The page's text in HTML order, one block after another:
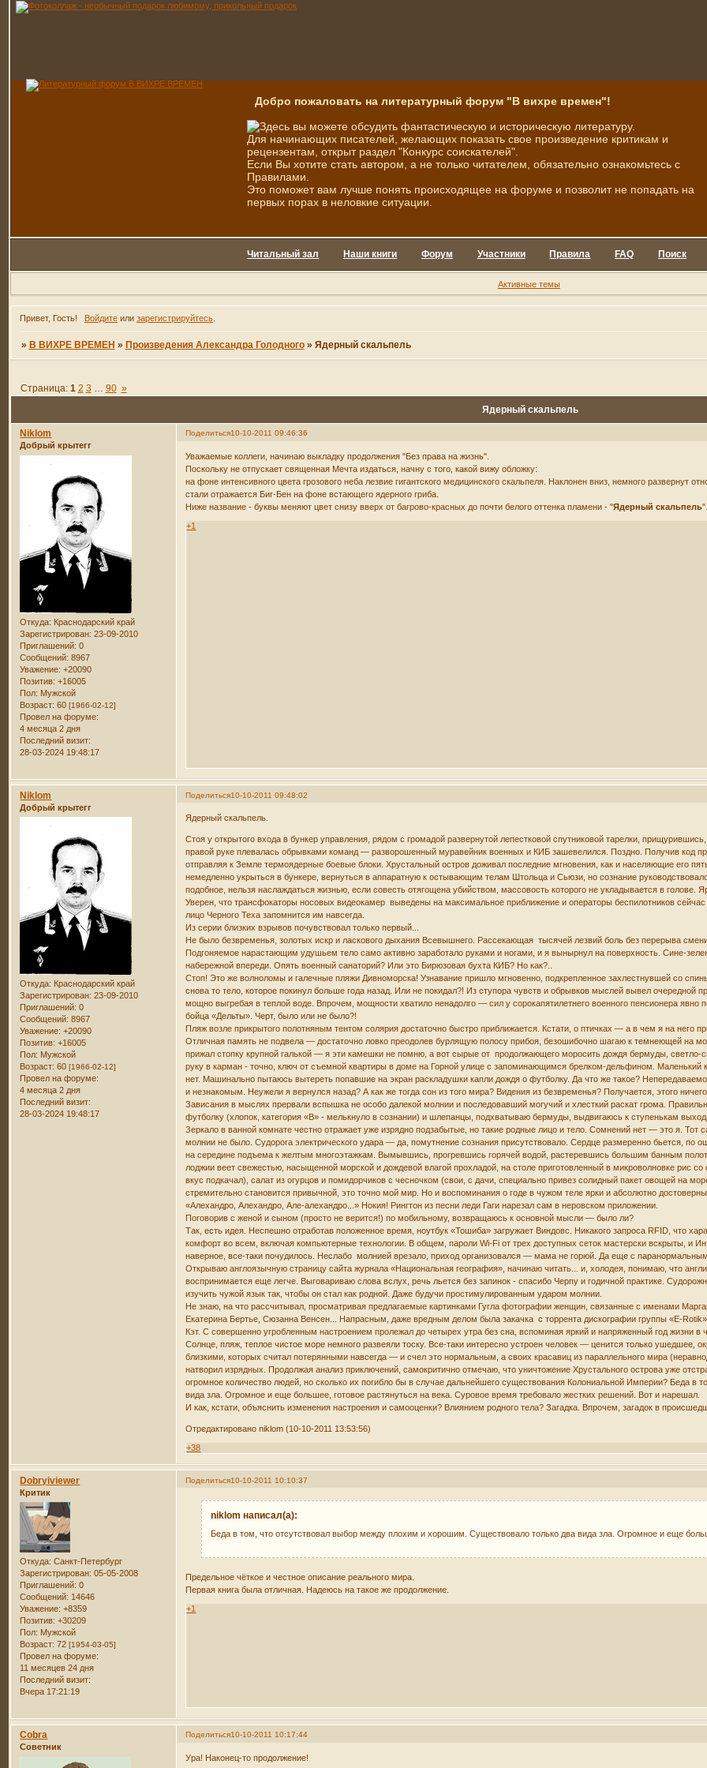
Добро пожаловать на литературный форум "В вихре времен"!
Здесь вы можете обсудить фантастическую и историческую литературу.
Для начинающих писателей, желающих показать свое произведение критикам и
рецензентам, открыт раздел "Конкурс соискателей".
Если Вы хотите стать автором, а не только читателем, обязательно ознакомьтесь с
Правилами.
Это поможет вам лучше понять происходящее на форуме и позволит не попадать на
первых порах в неловкие ситуации.
Читальный зал Наши книги Форум Участники Правила FAQ Поиск
Активные темы
Привет, Гость! Войдитеили зарегистрируйтесь.
» В ВИХРЕ ВРЕМЕН » Произведения Александра Голодного » Ядерный скальпель
Ядерный скальпель
Страница: 1 2 3 … 90 »
Поделиться10-10-2011 09:46:36
Niklom
Добрый крытегг
Откуда: Краснодарский край
Зарегистрирован: 23-09-2010
Приглашений: 0
Сообщений: 8967
Уважение: +20090
Позитив: +16005
Пол: Мужской
Возраст: 60[1966-02-12]
Провел на форуме:
4 месяца 2 дня
Последний визит:
28-03-2024 19:48:17
Уважаемые коллеги, начинаю выкладку продолжения "Без права на жизнь".
Поскольку не отпускает священная Мечта издаться, начну с того, какой вижу обложку:
на фоне интенсивного цвета грозового неба лезвие гигантского медицинского скальпеля. Наклонен вниз, немного развернут
стали отражается Биг-Бен на фоне встающего ядерного гриба.
Ниже название - буквы меняют цвет снизу вверх от багрово-красных до почти белого оттенка пламени - "Ядерный скальпель
+1
Поделиться10-10-2011 09:48:02
Niklom
Добрый крытегг
Откуда: Краснодарский край
Зарегистрирован: 23-09-2010
Приглашений: 0
Сообщений: 8967
Уважение: +20090
Позитив: +16005
Пол: Мужской
Возраст: 60[1966-02-12]
Провел на форуме:
4 месяца 2 дня
Последний визит:
28-03-2024 19:48:17
Ядерный скальпель.
Стоя у открытого входа в бункер управления, рядом с громадой развернутой лепестковой спутниковой тарелки,
правой руке плевалась обрывками команд — разворошенный муравейник военных и КИБ зашевелился. Поздно. Получив код
отправляя к Земле термоядерные боевые блоки. Хрустальный остров доживал последние мгновения, как и населяющие его
немедленно укрыться в бункере, вернуться в аппаратную к остывающим телам Штольца и Сьюзи, но сознание
подобное, нельзя наслаждаться жизнью, если совесть отягощена убийством, массовость которого не укладывается в
Уверен, что трансфокаторы носовых видеокамер выведены на максимальное приближение и операторы беспилотников
лицо Черного Теха запомнится им навсегда.
Из серии близких взрывов почувствовал только первый...
Не было безвременья, золотых искр и ласкового дыхания Всевышнего. Рассекающая тысячей лезвий боль без перерыва
Подгоняемое нарастающим удушьем тело само активно заработало руками и ногами, и я вынырнул на поверхность. Сине-
набережной впереди. Опять военный санаторий? Или это Бирюзовая бухта КИБ? Но как?..
Стоп! Это же волноломы и галечные пляжи Дивноморска! Узнавание пришло мгновенно, подкрепленное захлестнувшей со
снова то тело, которое покинул больше года назад. Или не покидал?! Из ступора чувств и обрывков мыслей вывел очередной
мощно выгребая в теплой воде. Впрочем, мощности хватило ненадолго — сил у сорокапятилетнего военного пенсионера
бойца «Дельты». Черт, было или не было?!
Пляж возле прикрытого полотняным тентом солярия достаточно быстро приближается. Кстати, о птичках — а в чем я на него
Отличная память не подвела — достаточно ловко преодолев бурлящую полосу прибоя, безошибочно шагаю к темнеющей на
прижал стопку крупной галькой — я эти камешки не помню, а вот сырые от продолжающего моросить дождя бермуды,
руку в карман - точно, ключ от съемной квартиры в доме на Горной улице с запоминающимся брелком-дельфином.
нет. Машинально пытаюсь вытереть попавшие на экран раскладушки капли дождя о футболку. Да что же такое?
и незнакомым. Неужели я вернулся назад? А как же тогда сон из того мира? Видения из безвременья? Получается, этого
Зависания в мыслях прервали вспышка не особо далекой молнии и последовавший могучий и хлесткий раскат грома.
футболку (хлопок, категория «В» - мелькнуло в сознании) и шлепанцы, подхватываю бермуды, выдвигаюсь к ступенькам
Зеркало в ванной комнате честно отражает уже изрядно подзабытые, но такие родные лицо и тело. Сомнений нет — это я.
молнии не было. Судорога электрического удара — да, помутнение сознания присутствовало. Сердце размеренно бьется,
на середине подъема к желтым многоэтажкам. Вымывшись, прогревшись горячей водой, растеревшись большим банным
лоджии веет свежестью, насыщенной морской и дождевой влагой прохладой, на столе приготовленный в микроволновке рис
вкус подкачал), салат из огурцов и помидорчиков с чесночком (свои, с дачи, специально привез солидный пакет овощей на
стремительно становится привычной, это точно мой мир. Но и воспоминания о годе в чужом теле ярки и абсолютно
«Алехандро, Алехандро, Але-алехандро...» Нокия! Рингтон из песни леди Гаги нарезал сам в неровском приложении.
Поговорив с женой и сыном (просто не верится!) по мобильному, возвращаюсь к основной мысли — было ли?
Так, есть идея. Неспешно отработав положенное время, ноутбук «Тошиба» загружает Виндовс. Никакого запроса RFID, что
комфорт во всем, включая компьютерные технологии. В общем, пароли Wi-Fi от трех доступных сеток мастерски вскрыты, и
наверное, все-таки почудилось. Неслабо молнией врезало, приход организовался — мама не горюй. Да еще с
Открываю англоязычную страницу сайта журнала «Национальная география», начинаю читать... и, холодея, понимаю, что
воспринимается еще легче. Выговариваю слова вслух, речь льется без запинок - спасибо Черпу и годичной практике.
изучить чужой язык так, чтобы он стал как родной. Даже будучи простимулированным ударом молнии.
Не знаю, на что рассчитывал, просматривая предлагаемые картинками Гугла фотографии женщин, связанные с именами
Екатерина Бертье, Сюзанна Венсен... Напрасным, даже вредным делом была закачка с торрента дискографии группы «E-
Кэт. С совершенно угробленным настроением пролежал до четырех утра без сна, вспоминая яркий и напряженный год жизни
Солнце, пляж, теплое чистое море немного развеяли тоску. Все-таки интересно устроен человек — ценится только ушедшее,
близкими, которых считал потерянными навсегда — и счел это нормальным, а своих красавиц из параллельного мира
натворил изрядных. Продолжая анализ приключений, самокритично отмечаю, что уничтожение Хрустального острова уже
огромное количество людей, но сколько их погибло бы в случае дальнейшего существования Колониальной Империи? Беда
вида зла. Огромное и еще большее, готовое растянуться на века. Суровое время требовало жестких решений. Вот и нарешал.
И как, кстати, объяснить изменения настроения и самооценки? Влиянием родного тела? Загадка. Впрочем, загадок в
Отредактировано niklom (10-10-2011 13:53:56)
+38
Поделиться10-10-2011 10:10:37
Dobryiviewer
Критик
Откуда: Санкт-Петербург
Зарегистрирован: 05-05-2008
Приглашений: 0
Сообщений: 14646
Уважение: +8359
Позитив: +30209
Пол: Мужской
Возраст: 72[1954-03-05]
Провел на форуме:
11 месяцев 24 дня
Последний визит:
Вчера 17:21:19
niklom написал(а):
Беда в том, что отсутствовал выбор между плохим и хорошим. Существовало только два вида зла. Огромное и еще
Предельное чёткое и честное описание реального мира.
Первая книга была отличная. Надеюсь на такое же продолжение.
+1
Поделиться10-10-2011 10:17:44
Cobra
Советник
Ура! Наконец-то продолжение!